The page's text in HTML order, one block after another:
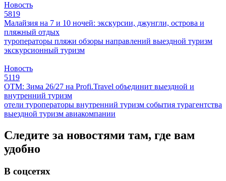
Новость
5819
Малайзия на 7 и 10 ночей: экскурсии, джунгли, острова и
пляжный отдых
туроператоры пляжи обзоры направлений выездной туризм
экскурсионный туризм
Новость
5119
ОТМ: Зима 26/27 на Profi.Travel объединит выездной и
внутренний туризм
отели туроператоры внутренний туризм события турагентства
выездной туризм авиакомпании
Следите за новостями там, где вам
удобно
В соцсетях